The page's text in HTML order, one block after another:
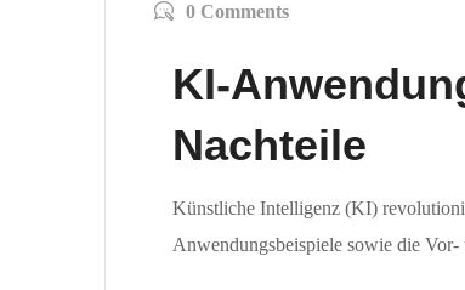
0 Comments
KI-
Nachteile
Künstliche Intelligenz (KI)
Anwendungsbeispiele sowie die Vor-